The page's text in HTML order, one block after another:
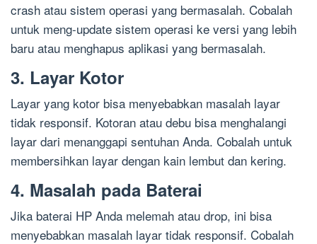
crash atau sistem operasi yang bermasalah. Cobalah
untuk meng-update sistem operasi ke versi yang lebih
baru atau menghapus aplikasi yang bermasalah.
3. Layar Kotor
Layar yang kotor bisa menyebabkan masalah layar
tidak responsif. Kotoran atau debu bisa menghalangi
layar dari menanggapi sentuhan Anda. Cobalah untuk
membersihkan layar dengan kain lembut dan kering.
4. Masalah pada Baterai
Jika baterai HP Anda melemah atau drop, ini bisa
menyebabkan masalah layar tidak responsif. Cobalah